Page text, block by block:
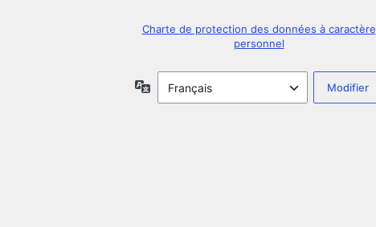
Charte de protection des données à caractère
personnel
Langue